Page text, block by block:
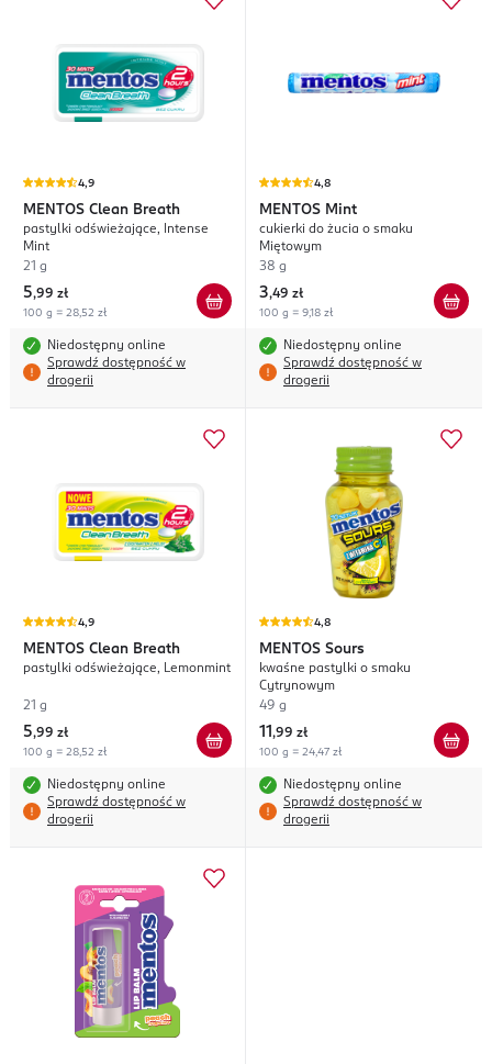
4,9
MENTOS Clean Breath
pastylki odświeżające, Intense
Mint
21 g
5,99 zł
100 g = 28,52 zł
Niedostępny online
Sprawdź dostępność w
drogerii
4,8
MENTOS Mint
cukierki do żucia o smaku
Miętowym
38 g
3,49 zł
100 g = 9,18 zł
Niedostępny online
Sprawdź dostępność w
drogerii
4,9
MENTOS Clean Breath
pastylki odświeżające, Lemonmint
21 g
5,99 zł
100 g = 28,52 zł
Niedostępny online
Sprawdź dostępność w
drogerii
4,8
MENTOS Sours
kwaśne pastylki o smaku
Cytrynowym
49 g
11 ,99 zł
100 g = 24,47 zł
Niedostępny online
Sprawdź dostępność w
drogerii